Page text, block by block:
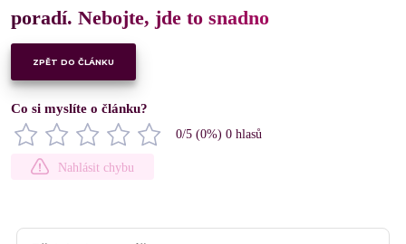
poradí. Nebojte, jde to snadno
ZPĚT DO ČLÁNKU
Co si myslíte o článku?
0/5 (0%) 0 hlasů
Nahlásit chybu